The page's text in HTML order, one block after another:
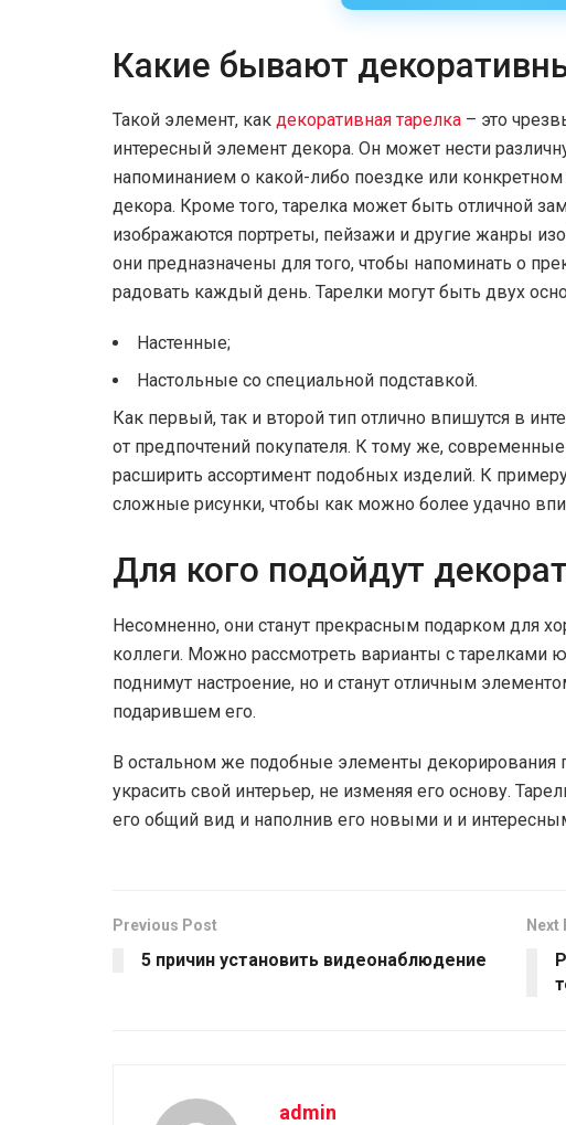
Какие бывают
Такой элемент, как декоративная тарелка – это
интересный элемент декора. Он может нести
напоминанием о какой-либо поездке или
декора. Кроме того, тарелка может быть отличной
изображаются портреты, пейзажи и другие жанры
они предназначены для того, чтобы напоминать о
радовать каждый день. Тарелки могут быть двух
Настенные;
Настольные со специальной подставкой.
Как первый, так и второй тип отлично впишутся в
от предпочтений покупателя. К тому же,
расширить ассортимент подобных изделий. К
сложные рисунки, чтобы как можно более удачно
Для кого подойдут
Несомненно, они станут прекрасным подарком для
коллеги. Можно рассмотреть варианты с тарелками
поднимут настроение, но и станут отличным
подарившем его.
В остальном же подобные элементы
украсить свой интерьер, не изменяя его основу.
его общий вид и наполнив его новыми и и
Previous Post
5 причин установить видеонаблюдение
Next
admin